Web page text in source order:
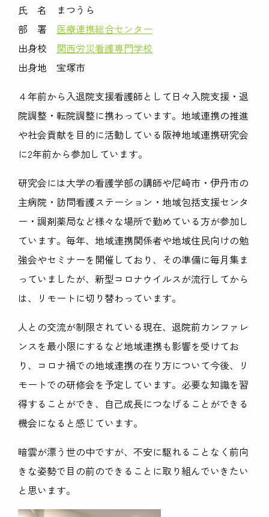
氏 名 まつうら
部 署 医療連携総合センター
出身校 関西労災看護専門学校
出身地 宝塚市
４年前から入退院支援看護師として日々入院支援・退
院調整・転院調整に携わっています。地域連携の推進
や社会貢献を目的に活動している阪神地域連携研究会
に2年前から参加しています。
研究会には大学の看護学部の講師や尼崎市・伊丹市の
主病院・訪問看護ステーション・地域包括支援センタ
ー・調剤薬局など様々な場所で勤めている方が参加し
ています。毎年、地域連携関係者や地域住民向けの勉
強会やセミナーを開催しており、その準備に毎月集ま
っていましたが、新型コロナウイルスが流行してから
は、リモートに切り替わっています。
人との交流が制限されている現在、退院前カンファレ
ンスを最小限にするなど地域連携も影響を受けてお
り、コロナ禍での地域連携の在り方について今後、リ
モートでの研修会を予定しています。必要な知識を習
得することができ、自己成長につなげることができる
機会になると感じています。
暗雲が漂う世の中ですが、不安に駆れることなく前向
きな姿勢で目の前のできることに取り組んでいきたい
と思います。